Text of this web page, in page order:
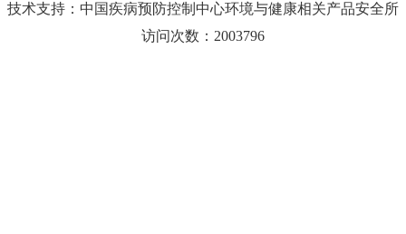
技术支持：中国疾病预防控制中心环境与健康相关产品安全所
访问次数：2003796